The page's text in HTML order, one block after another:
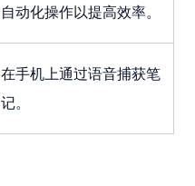
自动化操作以提高效率。
在手机上通过语音捕获笔
记。